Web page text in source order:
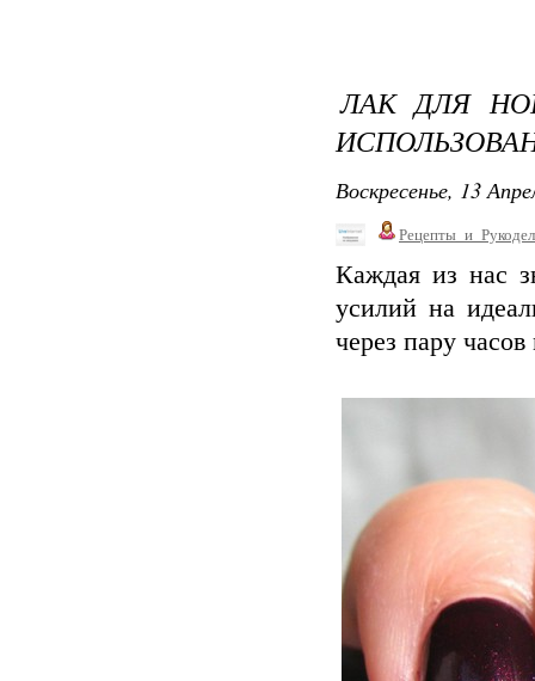
ЛАК ДЛЯ
Воскресенье, 13
Каждая из нас
усилий на
через пару